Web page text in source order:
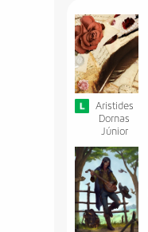
Aristides
Dornas
Júnior